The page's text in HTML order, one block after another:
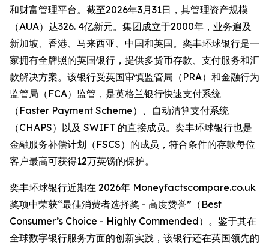
和财富管理平台。截至2026年3月31日，其管理资产规模
（AUA）达326. 4亿新元。集团成立于2000年，业务遍及
新加坡、香港、马来西亚、中国和英国。奕丰环球银行是一
家拥有全牌照的英国银行，提供多货币存款、支付服务和汇
款解决方案。该银行受英国审慎监管局（PRA）和金融行为
监管局（FCA）监管，是英格兰银行快速支付系统
（Faster Payment Scheme）、自动清算支付系统
（CHAPS）以及 SWIFT 的直接成员。奕丰环球银行也是
金融服务补偿计划（FSCS）的成员，符合条件的存款每位
客户最高可获得12万英镑的保护。
奕丰环球银行近期在 2026年 Moneyfactscompare.co.uk
奖项中荣获“最佳消费者选择奖 - 高度赞誉”（Best
Consumer’s Choice - Highly Commended）。鉴于其在
全球数字银行服务方面的创新实践，该银行还在英国领先的